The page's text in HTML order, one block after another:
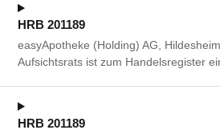
HRB 201189
easyApotheke (Holding) AG,
Aufsichtsrats ist zum Handelsregister
HRB 201189